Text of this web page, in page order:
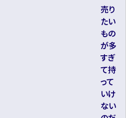
売り
たい
もの
が多
すぎ
て持
って
いけ
ない